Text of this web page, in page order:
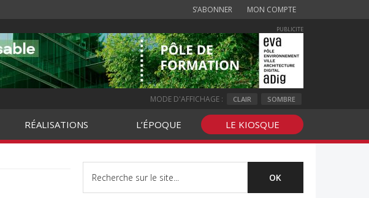
S’ABONNER MON COMPTE
PUBLICITE
MODE D'AFFICHAGE : CLAIR SOMBRE
RÉALISATIONS L’ÉPOQUE LE KIOSQUE